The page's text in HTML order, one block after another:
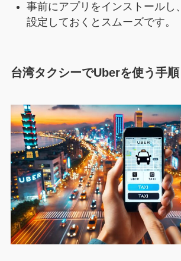
事前にアプリをインストールし
設定しておくとスムーズです。
台湾タクシーでUberを使う手順